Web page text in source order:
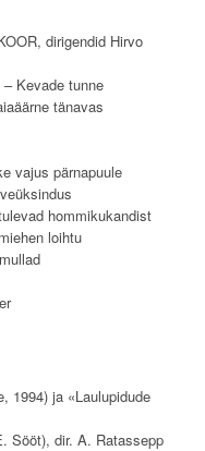
dirigendid Hirvo
Kevade tunne
tänavas
vajus pärnapuule
hommikukandist
loihtu
1994) ja «Laulupidude
Sööt), dir. A. Ratassepp